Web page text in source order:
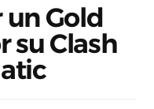
un Gold
su Clash